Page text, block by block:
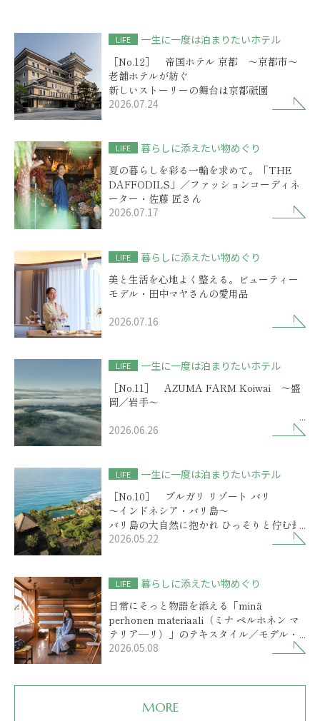
LIFE
一生に一度は泊まりたいホテル
［No.12］ 帝国ホテル 京都 ～京都市～
老舗ホテルが紡ぐ
新しいストーリーの舞台は京都祇園
2026.07.24
LIFE
暮らしに添えたい物めぐり
夏の暮らしを彩る一輪を求めて。「THE
DAFFODILS」／ファッションコーディネ
ーター・佐藤 匠さん
2026.07.17
LIFE
暮らしに添えたい物めぐり
美と生活を心地よく整える。ビューティー
モデル・田中マヤさんの愛用品
2026.07.16
LIFE
一生に一度は泊まりたいホテル
［No.11］ AZUMA FARM Koiwai ～盛
岡／岩手～
歴史物語を秘めた小岩井農場に
2026.06.26
LIFE
一生に一度は泊まりたいホテル
［No.10］ ブルガリ リゾート バリ
～インドネシア・バリ島～
バリ島の大自然に抱かれ ひっそりと佇む最
高級リゾート
2026.05.22
LIFE
暮らしに添えたい物めぐり
日常にそっと物語を添える「minä
perhonen materiaali（ミナ ペルホネン マ
テリア―リ）」のテキスタイル／モデル・
前田エマさん
2026.05.08
MORE